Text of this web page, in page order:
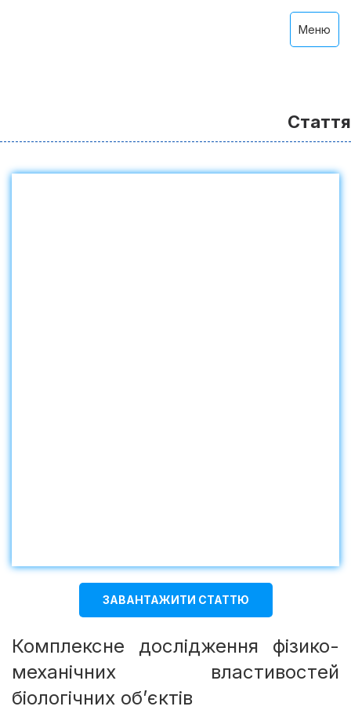
Меню
Стаття
ЗАВАНТАЖИТИ СТАТТЮ
Комплексне дослідження фізико-
механічних властивостей
біологічних об’єктів